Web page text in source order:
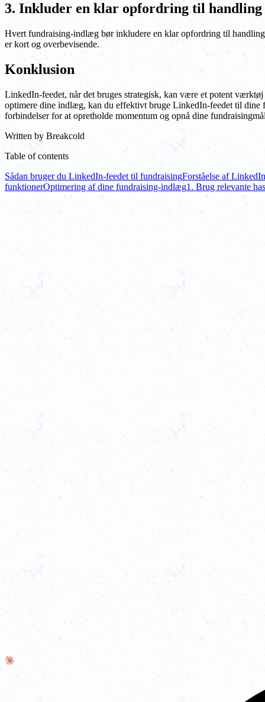
3. Inkluder en klar opfordring til handling
Hvert fundraising-indlæg bør inkludere en klar opfordring til
er kort og overbevisende.
Konklusion
LinkedIn-feedet, når det bruges strategisk, kan være et potent
optimere dine indlæg, kan du effektivt bruge LinkedIn-feedet til dine
forbindelser for at opretholde momentum og opnå dine
Written by Breakcold
Table of contents
Sådan bruger du LinkedIn-feedet til fundraisingForståelse af
funktionerOptimering af dine fundraising-indlæg1. Brug relevante